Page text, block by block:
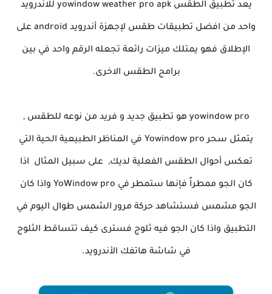
يعد تطبيق الطقس yowindow weather pro apk للاندرويد
واحد من افضل تطبيقات طقس لإجهزة أندرويد android على
الإطلاق فهو يمتلك ميزات رائعة تجعله الرقم واحد في بين
برامج الطقس الاخرى.
yowindow pro هو تطبيق جديد و فريد من نوعه للطقس ,
يتمثل سحر Yowindow pro في المناظر الطبيعية الحية التي
تعكس أحوال الطقس الفعلية لديك, على سبيل المثال اذا
كان الجو ممطراً فإنها ستمطر في YoWindow pro واذا كان
الجو مشمس فستشاهد حركة مرور الشمس طوال اليوم في
التطبيق واذا كان الجو فيه ثلوج فسترى كيف تتساقط الثلوج
في شاشة هاتفك الأندرويد.